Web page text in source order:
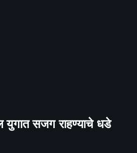
युगात सजग राहण्याचे धडे